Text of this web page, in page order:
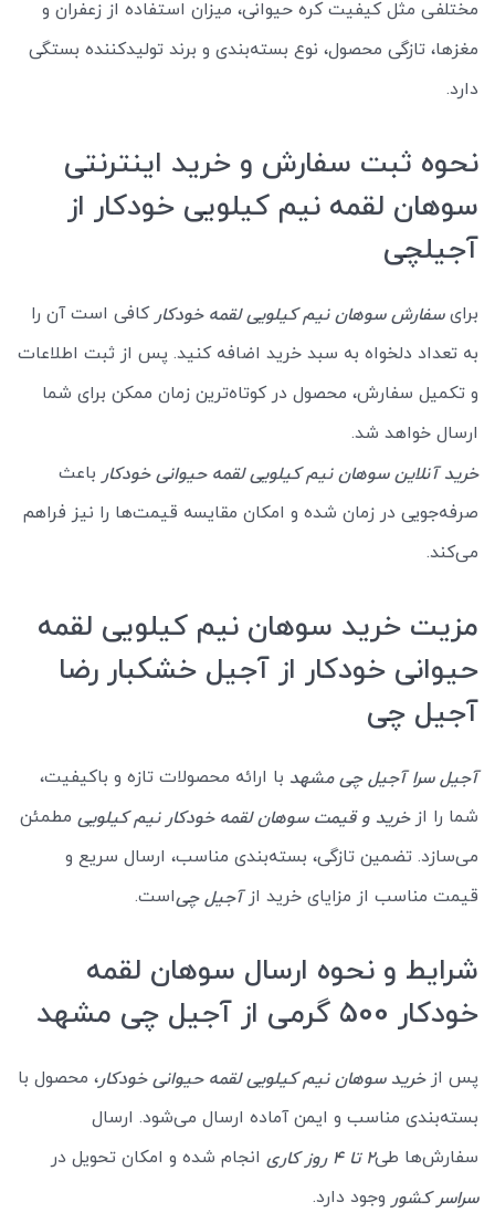
مختلفی مثل کیفیت کره حیوانی، میزان استفاده از زعفران و
مغزها، تازگی محصول، نوع بسته‌بندی و برند تولیدکننده بستگی
دارد.
نحوه ثبت سفارش و خرید اینترنتی
سوهان لقمه نیم کیلویی خودکار از
آجیلچی
برایسفارش سوهان نیم کیلویی لقمه خودکار کافی است آن را
به تعداد دلخواه به سبد خرید اضافه کنید. پس از ثبت اطلاعات
و تکمیل سفارش، محصول در کوتاه‌ترین زمان ممکن برای شما
ارسال خواهد شد.
خرید آنلاین سوهان نیم کیلویی لقمه حیوانی خودکار باعث
صرفه‌جویی در زمان شده و امکان مقایسه قیمت‌ها را نیز فراهم
می‌کند.
مزیت خرید سوهان نیم کیلویی لقمه
حیوانی خودکار از آجیل خشکبار رضا
آجیل چی
آجیل سرا آجیل چی مشهد با ارائه محصولات تازه و باکیفیت،
شما را ازخرید و قیمت سوهان لقمه خودکار نیم کیلویی مطمئن
می‌سازد. تضمین تازگی، بسته‌بندی مناسب، ارسال سریع و
قیمت مناسب از مزایای خرید از آجیل چیاست.
شرایط و نحوه ارسال سوهان لقمه
خودکار 500 گرمی از آجیل چی مشهد
پس ازخرید سوهان نیم کیلویی لقمه حیوانی خودکار، محصول با
بسته‌بندی مناسب و ایمن آماده ارسال می‌شود. ارسال
سفارش‌ها طی2 تا 4 روز کاری
انجام شده و امکان تحویل در
سراسر کشور وجود دارد.